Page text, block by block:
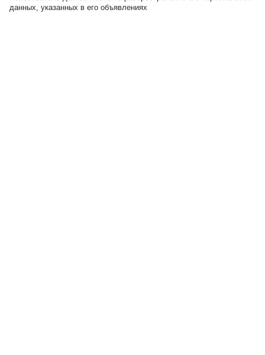
данных, указанных в его объявлениях